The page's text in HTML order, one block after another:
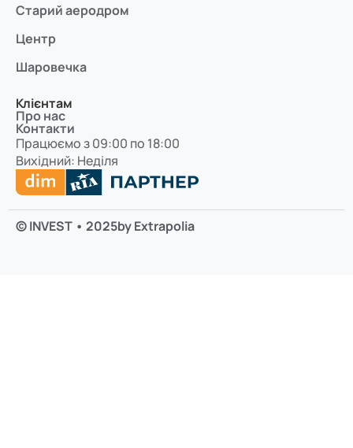
Старий аеродром
Центр
Шаровечка
Клієнтам
Про нас
Контакти
Працюємо з 09:00 по 18:00
Вихідний: Неділя
© INVEST • 2025by Extrapolia